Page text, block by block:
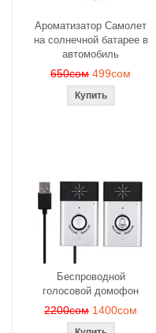
Ароматизатор Самолет
на солнечной батарее в
автомобиль
650сом 499сом
Беспроводной
голосовой домофон
2200сом 1400сом